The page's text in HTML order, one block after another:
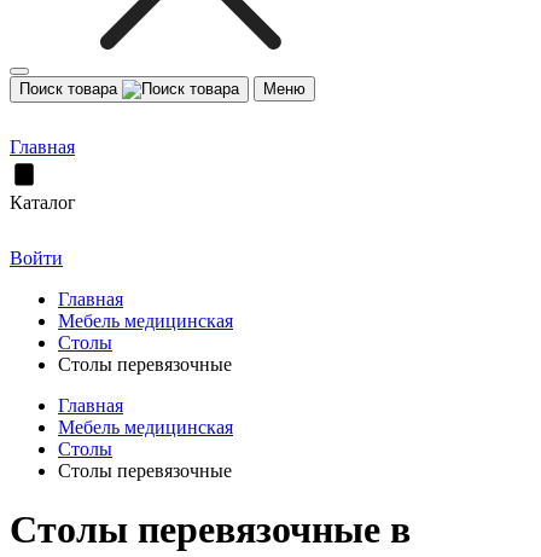
Поиск товара Меню
Главная
Каталог
Войти
Главная
Мебель медицинская
Столы
Столы перевязочные
Главная
Мебель медицинская
Столы
Столы перевязочные
Столы перевязочные в